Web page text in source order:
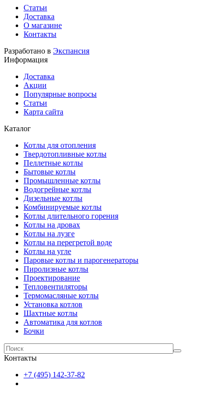
Статьи
Доставка
О магазине
Контакты
Разработано в Экспансия
Информация
Доставка
Акции
Популярные вопросы
Статьи
Карта сайта
Каталог
Котлы для отопления
Твердотопливные котлы
Пеллетные котлы
Бытовые котлы
Промышленные котлы
Водогрейные котлы
Дизельные котлы
Комбинируемые котлы
Котлы длительного горения
Котлы на дровах
Котлы на лузге
Котлы на перегретой воде
Котлы на угле
Паровые котлы и парогенераторы
Пиролизные котлы
Проектирование
Тепловентиляторы
Термомасляные котлы
Установка котлов
Шахтные котлы
Автоматика для котлов
Бочки
Контакты
+7 (495) 142-37-82